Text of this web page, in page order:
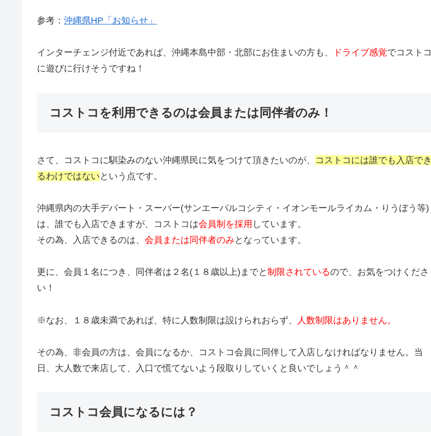
参考： 沖縄県HP「お知らせ」
インターチェンジ付近であれば、沖縄本島中部・北部にお住まいの方も、 ドライブ感覚でコストコ
に遊びに行けそうですね！
コストコを利用できるのは会員または同伴者のみ！
さて、コストコに馴染みのない沖縄県民に気をつけて頂きたいのが、 コストコには誰でも入店でき
るわけではない という点です。
沖縄県内の大手デパート・スーパー(サンエーパルコシティ・イオンモールライカム・りうぼう等)
は、誰でも入店できますが、コストコは会員制を採用 しています。
その為、入店できるのは、 会員または同伴者のみ となっています。
更に、会員１名につき、同伴者は２名(１８歳以上)までと 制限されているので、お気をつけくださ
い！
※なお、１８歳未満であれば、特に人数制限は設けられおらず、 人数制限はありません。
その為、非会員の方は、会員になるか、コストコ会員に同伴して入店しなければなりません。当
日、大人数で来店して、入口で慌てないよう段取りしていくと良いでしょう＾＾
コストコ会員になるには？